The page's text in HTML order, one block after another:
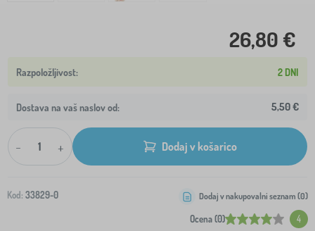
26,80 €
2 DNI
Dostava na vaš naslov od: 5,50 €
- + Dodaj v košarico
Kod: 33829-0
Ocena (0) 4
Dodaj v nakupovalni seznam (0)